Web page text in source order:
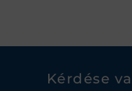
Kérdése